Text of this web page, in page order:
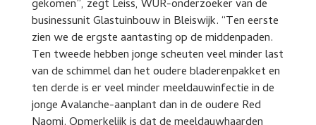
gekomen”, zegt Leiss, WUR-onderzoeker van de
businessunit Glastuinbouw in Bleiswijk. “Ten eerste
zien we de ergste aantasting op de middenpaden.
Ten tweede hebben jonge scheuten veel minder last
van de schimmel dan het oudere bladerenpakket en
ten derde is er veel minder meeldauwinfectie in de
jonge Avalanche-aanplant dan in de oudere Red